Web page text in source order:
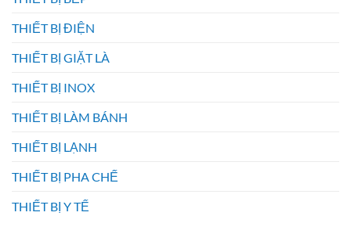
THIẾT BỊ ĐIỆN
THIẾT BỊ GIẶT LÀ
THIẾT BỊ INOX
THIẾT BỊ LÀM BÁNH
THIẾT BỊ LẠNH
THIẾT BỊ PHA CHẾ
THIẾT BỊ Y TẾ